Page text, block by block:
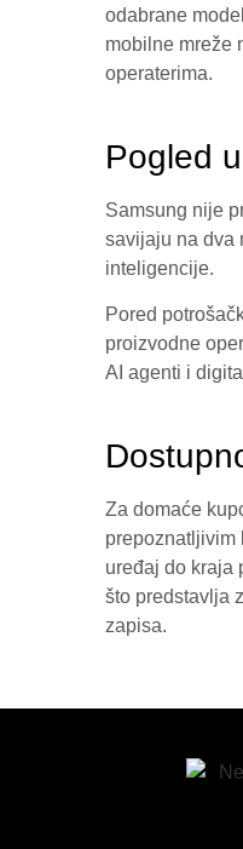
odabrane
mobilne mreže
operaterima.
Pogled
Samsung nije
savijaju na dva
inteligencije.
Pored
proizvodne
AI agenti i
Za domaće
prepoznatljivim
uređaj do kraja
što predstavlja
zapisa.